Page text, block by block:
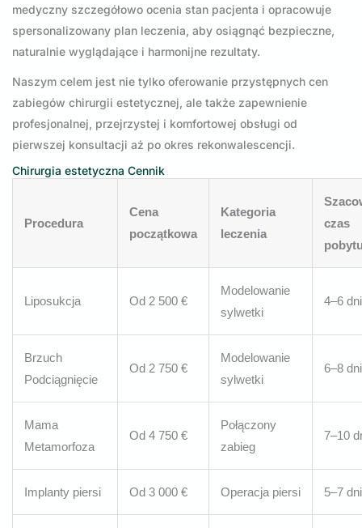
medyczny szczegółowo ocenia stan pacjenta i opracowuje
spersonalizowany plan leczenia, aby osiągnąć bezpieczne,
naturalnie wyglądające i harmonijne rezultaty.
Naszym celem jest nie tylko oferowanie przystępnych cen
zabiegów chirurgii estetycznej, ale także zapewnienie
profesjonalnej, przejrzystej i komfortowej obsługi od
pierwszej konsultacji aż po okres rekonwalescencji.
Chirurgia estetyczna Cennik
Procedura
Cena
początkowa
Kategoria
leczenia
czas
Liposukcja Od 2 500 €
Modelowanie
sylwetki
4–6 dni
Brzuch
Podciągnięcie
Od 2 750 €
Modelowanie
sylwetki
6–8 dni
Mama
Metamorfoza
Od 4 750 €
Połączony
zabieg
7–10
Implanty piersi Od 3 000 € Operacja piersi 5–7 dni